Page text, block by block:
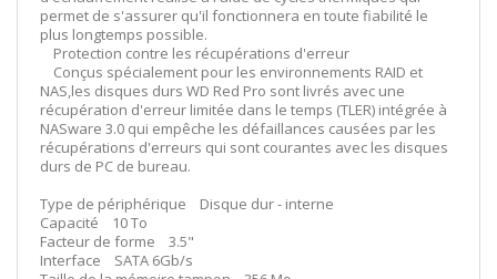
permet de s'assurer qu'il fonctionnera en toute fiabilité le
plus longtemps possible.
Protection contre les récupérations d'erreur
Conçus spécialement pour les environnements RAID et
NAS,les disques durs WD Red Pro sont livrés avec une
récupération d'erreur limitée dans le temps (TLER) intégrée à
NASware 3.0 qui empêche les défaillances causées par les
récupérations d'erreurs qui sont courantes avec les disques
durs de PC de bureau.
Type de périphérique Disque dur - interne
Capacité 10 To
Facteur de forme 3.5"
Interface SATA 6Gb/s